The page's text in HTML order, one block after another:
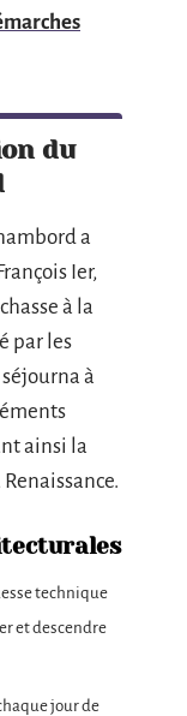
du
a
Ier,
à la
par les
à
ainsi la
technique
et descendre
jour de